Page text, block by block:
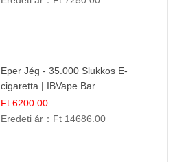
Eper Jég - 35.000 Slukkos E-
cigaretta | IBVape Bar
Ft 6200.00
Eredeti ár： Ft 14686.00